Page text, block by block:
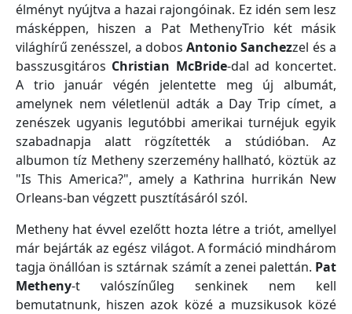
élményt nyújtva a hazai rajongóinak. Ez idén sem lesz
másképpen, hiszen a Pat MethenyTrio két másik
világhírű zenésszel, a dobosAntonio Sanchezzel és a
basszusgitáros Christian McBride-dal ad koncertet.
A trio január végén jelentette meg új albumát,
amelynek nem véletlenül adták a Day Trip címet, a
zenészek ugyanis legutóbbi amerikai turnéjuk egyik
szabadnapja alatt rögzítették a stúdióban. Az
albumon tíz Metheny szerzemény hallható, köztük az
"Is This America?", amely a Kathrina hurrikán New
Orleans-ban végzett pusztításáról szól.
Metheny hat évvel ezelőtt hozta létre a triót, amellyel
már bejárták az egész világot. A formáció mindhárom
tagja önállóan is sztárnak számít a zenei palettán. Pat
Metheny-t valószínűleg senkinek nem kell
bemutatnunk, hiszen azok közé a muzsikusok közé